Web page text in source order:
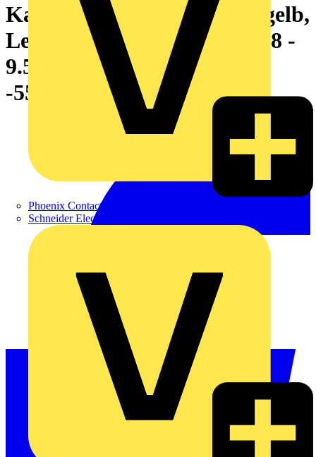
Phoenix Contact
Schneider Electric
Kabelmarkierungssystem, gelb,
Leiteraußendurchmesser:4.8 -
9.5 mm, ohne, Polyolefin,
-55...125 °C